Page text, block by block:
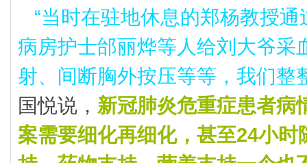
“当时在驻地休息的郑杨教授
病房护士邰丽烨等人给刘大爷采
射、间断胸外按压等等，我们整
国悦说， 新冠肺炎危重症患者病
案需要细化再细化，甚至24小时